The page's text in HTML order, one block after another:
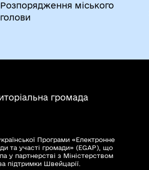
Розпорядження міського
голови
громада
Програми «Електронне
та участі громади» (EGAP), що
у партнерстві з Міністерством
підтримки Швейцарії.